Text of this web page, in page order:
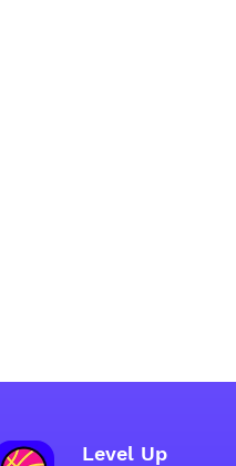
Level Up